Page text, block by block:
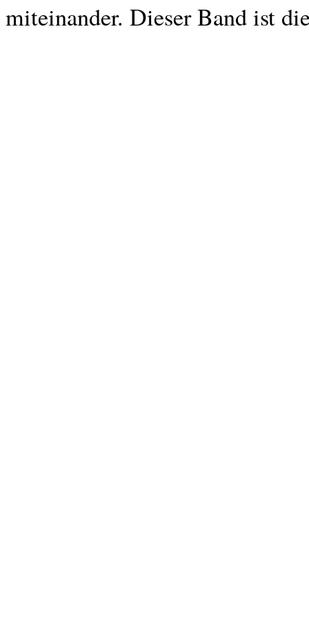
miteinander. Dieser Band ist